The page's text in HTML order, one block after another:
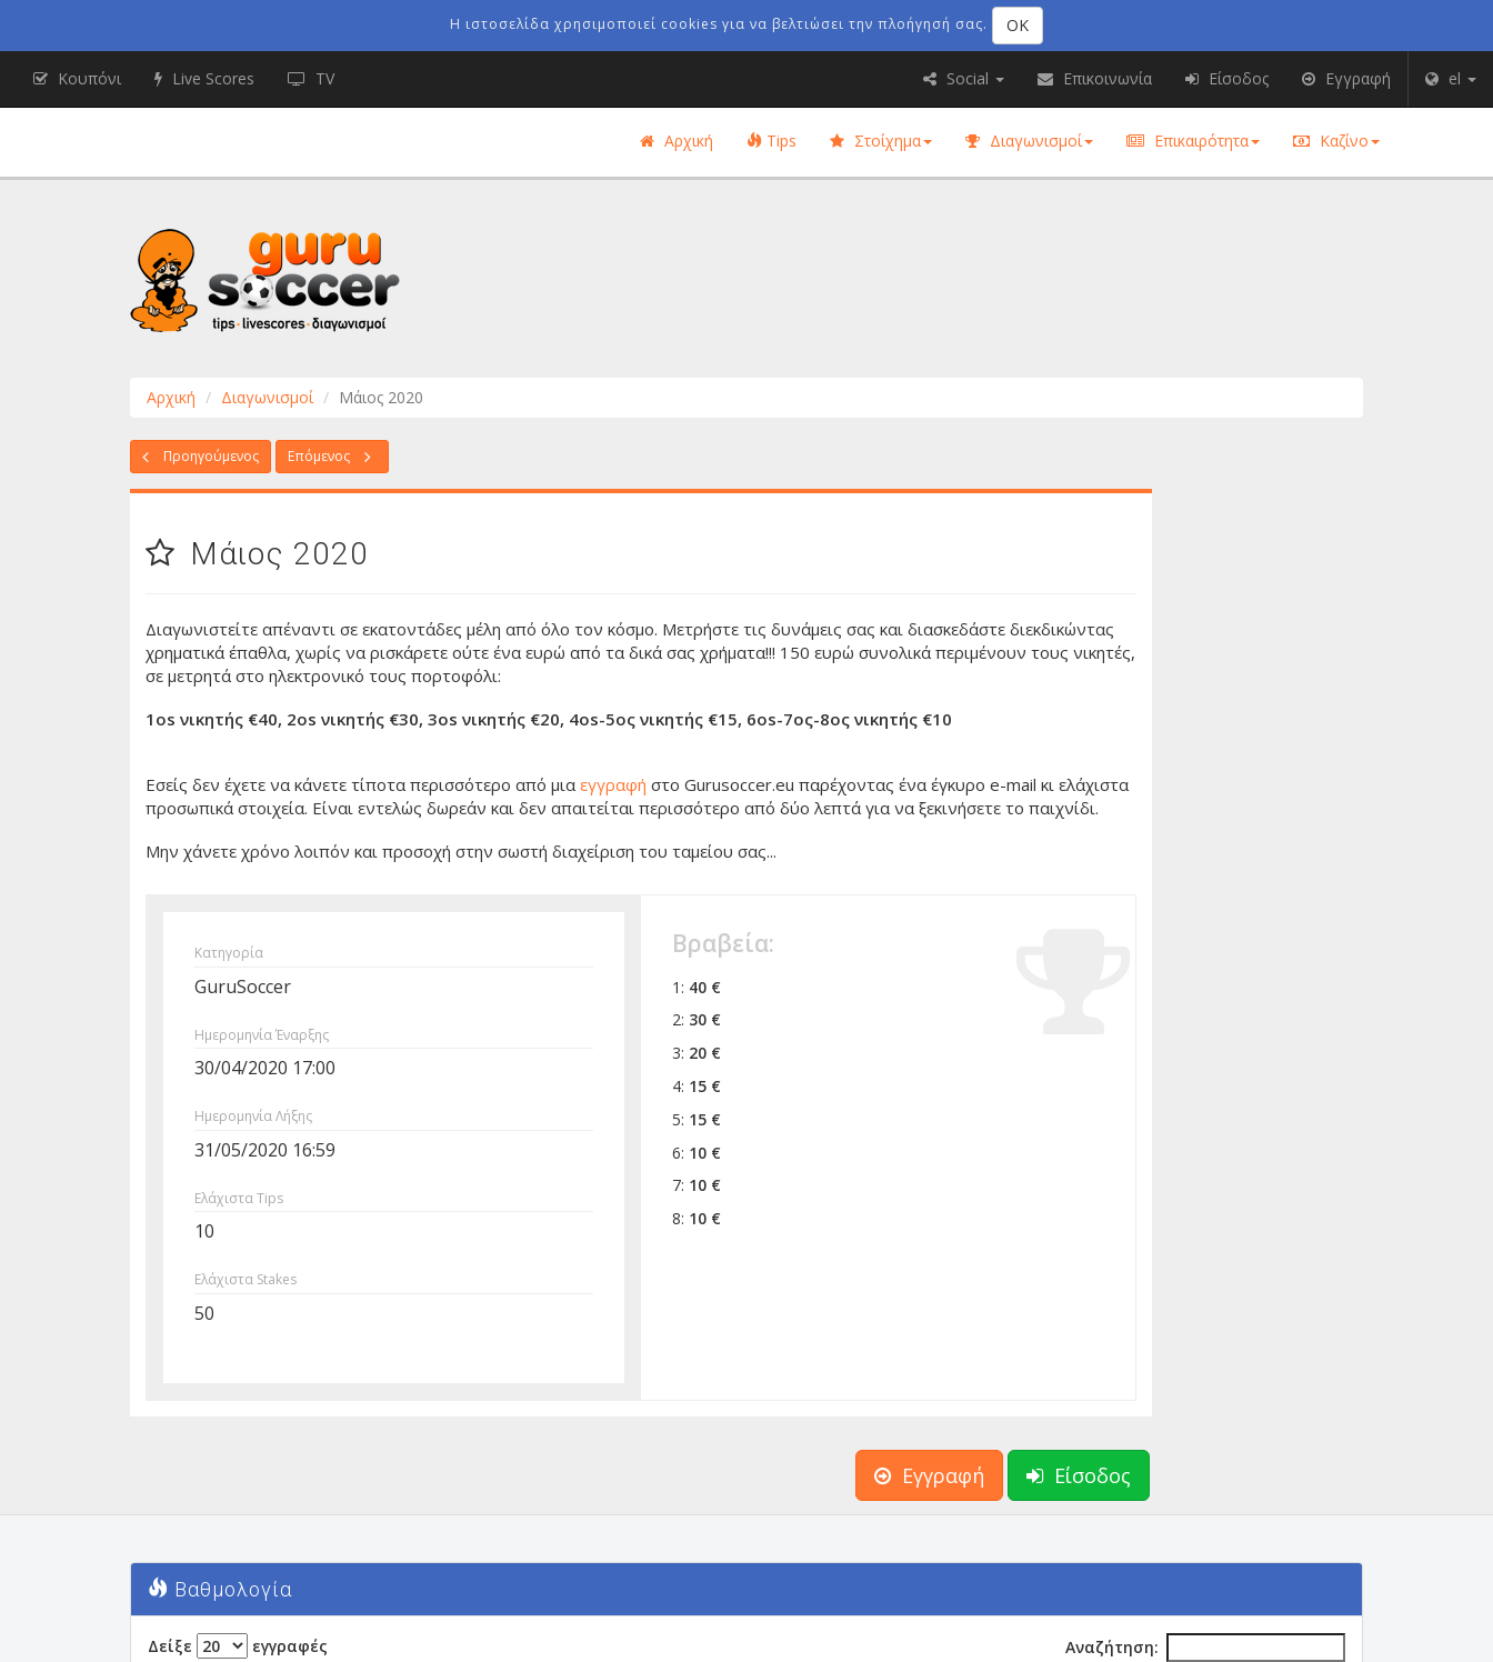
Η ιστοσελίδα χρησιμοποιεί cookies για να βελτιώσει την πλοήγησή σας. OK
Αρχική Tips Στοίχημα Διαγωνισμοί Επικαιρότητα Καζίνο
Αρχική Διαγωνισμοί Μάιος 2020
Προηγούμενος Επόμενος
Μάιος 2020
Διαγωνιστείτε απέναντι σε εκατοντάδες μέλη από όλο τον κόσμο. Μετρήστε τις δυνάμεις σας και διασκεδάστε διεκδικώντας
χρηματικά έπαθλα, χωρίς να ρισκάρετε ούτε ένα ευρώ από τα δικά σας χρήματα!!! 150 ευρώ συνολικά περιμένουν τους νικητές,
σε μετρητά στο ηλεκτρονικό τους πορτοφόλι:
1os νικητής €40, 2os νικητής €30, 3os νικητής €20, 4os-5ος νικητής €15, 6os-7ος-8ος νικητής €10
Εσείς δεν έχετε να κάνετε τίποτα περισσότερο από μια εγγραφή στο Gurusoccer.eu παρέχοντας ένα έγκυρο e-mail κι ελάχιστα
προσωπικά στοιχεία. Eίναι εντελώς δωρεάν και δεν απαιτείται περισσότερο από δύο λεπτά για να ξεκινήσετε το παιχνίδι.
Mην χάνετε χρόνο λοιπόν και προσοχή στην σωστή διαχείριση του ταμείου σας...
Κατηγορία
GuruSoccer
Ημερομηνία Έναρξης
30/04/2020 17:00
Ημερομηνία Λήξης
31/05/2020 16:59
Ελάχιστα Tips
10
Ελάχιστα Stakes
50
Βραβεία:
1: 40 €
2: 30 €
3: 20 €
4: 15 €
5: 15 €
6: 10 €
7: 10 €
8: 10 €
Εγγραφή Είσοδος
Βαθμολογία
Δείξε εγγραφές
Αναζήτηση:
Social Επικοινωνία Είσοδος Εγγραφή el
Κουπόνι Live Scores TV